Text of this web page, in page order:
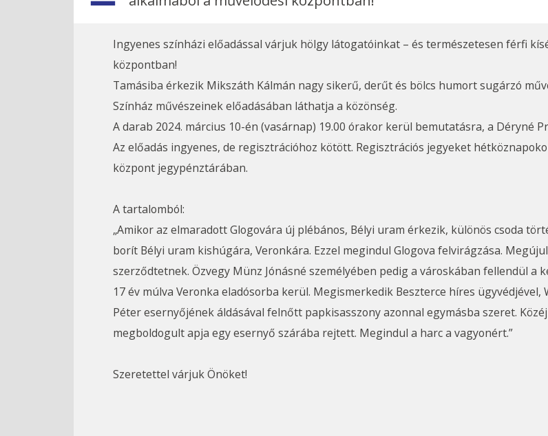
Ingyenes színházi előadással várjuk hölgy látogatóinkat – és természetesen férfi
központban!
Tamásiba érkezik Mikszáth Kálmán nagy sikerű, derűt és bölcs humort sugárzó
Színház művészeinek előadásában láthatja a közönség.
A darab 2024. március 10-én (vasárnap) 19.00 órakor kerül bemutatásra, a Déryné
Az előadás ingyenes, de regisztrációhoz kötött. Regisztrációs jegyeket
központ jegypénztárában.
A tartalomból:
„Amikor az elmaradott Glogovára új plébános, Bélyi uram érkezik, különös csoda
borít Bélyi uram kishúgára, Veronkára. Ezzel megindul Glogova felvirágzása.
szerződtetnek. Özvegy Münz Jónásné személyében pedig a városkában fellendül a
17 év múlva Veronka eladósorba kerül. Megismerkedik Beszterce híres
Péter esernyőjének áldásával felnőtt papkisasszony azonnal egymásba szeret.
megboldogult apja egy esernyő szárába rejtett. Megindul a harc a vagyonért.”
Szeretettel várjuk Önöket!